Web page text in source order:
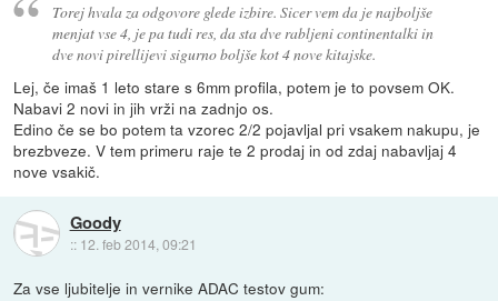
Torej hvala za odgovore glede izbire. Sicer vem da je najboljše
menjat vse 4, je pa tudi res, da sta dve rabljeni continentalki in
dve novi pirellijevi sigurno boljše kot 4 nove kitajske.
Lej, če imaš 1 leto stare s 6mm profila, potem je to povsem OK.
Nabavi 2 novi in jih vrži na zadnjo os.
Edino če se bo potem ta vzorec 2/2 pojavljal pri vsakem nakupu, je
brezbveze. V tem primeru raje te 2 prodaj in od zdaj nabavljaj 4
nove vsakič.
Goody
:: 12. feb 2014, 09:21
Za vse ljubitelje in vernike ADAC testov gum: